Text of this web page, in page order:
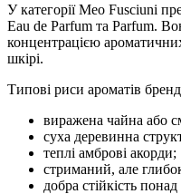
У категорії Meo Fusciuni
Eau de Parfum та Parfum.
концентрацією
шкірі.
Типові риси ароматів
виражена чайна або
суха деревинна
теплі амброві акорди;
стриманий, але
добра стійкість